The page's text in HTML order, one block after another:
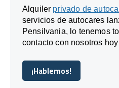
Alquiler privado de
servicios de autocares
Pensilvania, lo tenemos
contacto con nosotros
¡Hablemos!
¡Hablemos!